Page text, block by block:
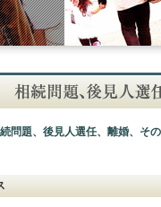
問題、後見人選任、離婚、そ